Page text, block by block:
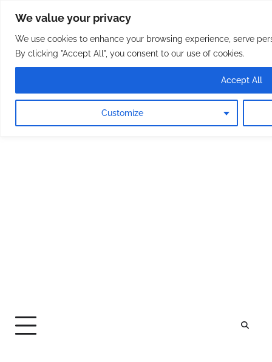
We value your privacy
We use cookies to enhance your browsing experience, serve
By clicking "Accept All", you consent to our use of cookies.
Customize
Accept All
content
Osterreichische Pfarreie